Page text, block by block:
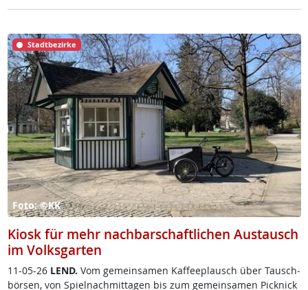
Stadtbezirke
Foto: ©KK
Kiosk für mehr nachbarschaftlichen Austausch
im Volksgarten
11-05-26 LEND. Vom ge­mein­sa­men Kaf­fee­plausch über Tausch­
bör­sen, von Spiel­nach­mit­ta­gen bis zum ge­mein­sa­men Pick­nick